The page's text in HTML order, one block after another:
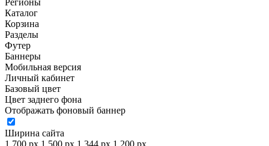
Регионы
Каталог
Корзина
Разделы
Футер
Баннеры
Мобильная версия
Личный кабинет
Базовый цвет
Цвет заднего фона
Отображать фоновый баннер
Ширина сайта
1 700 px 1 500 px 1 344 px 1 200 px